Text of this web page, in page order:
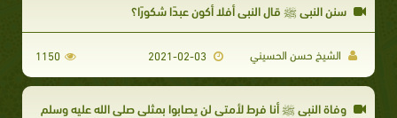
سنن النبي ﷺ قال النبي أفلا أكون عبدًا شكورًا؟
الشيخ حسن الحسيني 2021-02-03
1150
وفاة النبي ﷺ أنا فرط لأمتي لن يصابوا بمثلي صلى الله عليه وسلم